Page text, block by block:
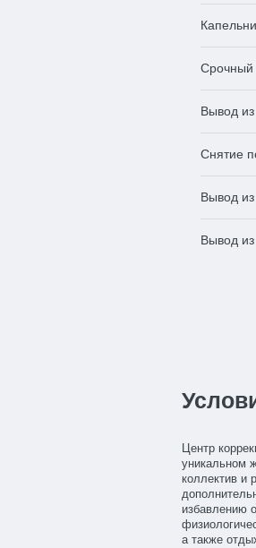
Срочный
Вывод
Снятие
Вывод
Вывод
Центр
уникальном
коллектив и
избавлению
а также